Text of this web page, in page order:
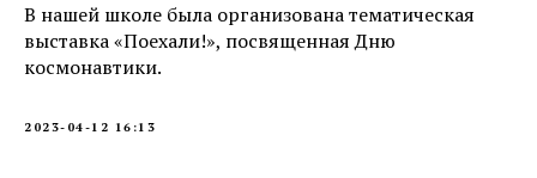
В нашей школе была организована тематическая
выставка «Поехали!», посвященная Дню
космонавтики.
2023-04-12 16:13